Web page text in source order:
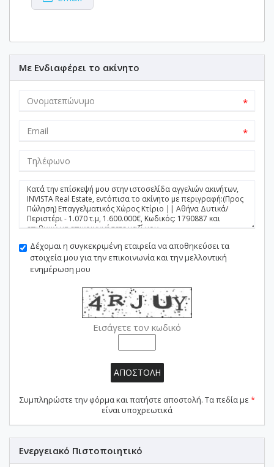
Με Ενδιαφέρει το ακίνητο
*
*
Δέχομαι η συγκεκριμένη εταιρεία να αποθηκεύσει τα
στοιχεία μου για την επικοινωνία και την μελλοντική
ενημέρωση μου
Εισάγετε τον κωδικό
ΑΠΟΣΤΟΛΗ
Συμπληρώστε την φόρμα και πατήστε αποστολή. Τα πεδία με *
είναι υποχρεωτικά
Ενεργειακό Πιστοποιητικό